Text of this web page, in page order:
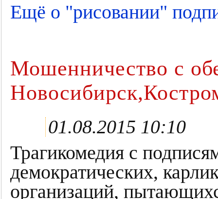
Ещё о "рисовании"
Мошенничество с
01.08.2015 10:10
Трагикомедия с
демократических,
организаций,